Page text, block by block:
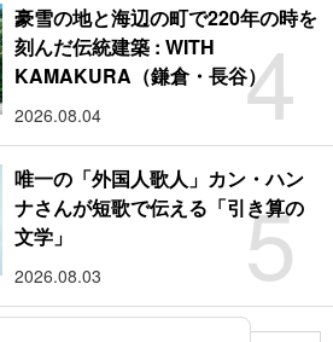
4
豪雪の地と海辺の町で220年の時を
刻んだ伝統建築 : WITH
KAMAKURA（鎌倉・長谷）
2026.08.04
5
唯一の「外国人歌人」カン・ハン
ナさんが短歌で伝える「引き算の
文学」
2026.08.03